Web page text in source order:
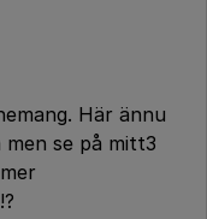
Här ännu
se på mitt3